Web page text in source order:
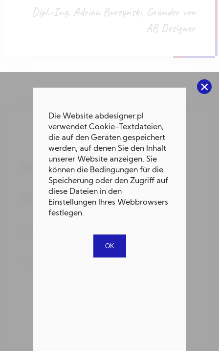
Dipl.-Ing. Adrian Burzyński, Gründer von
AB Designer
KONTAKT
×
Die Website abdesigner.pl
verwendet Cookie-Textdateien,
die auf den Geräten gespeichert
werden, auf denen Sie den Inhalt
unserer Website anzeigen. Sie
können die Bedingungen für die
Speicherung oder den Zugriff auf
diese Dateien in den
Einstellungen Ihres Webbrowsers
festlegen.
OK